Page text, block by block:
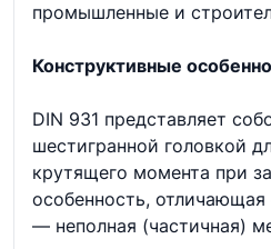
промышленные и
Конструктивные
DIN 931 представляет
шестигранной головкой
крутящего момента при
особенность, отличающая
— неполная (частичная)